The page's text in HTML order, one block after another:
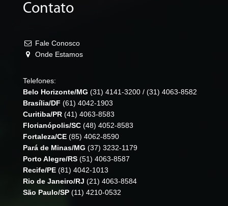
Contato
Fale Conosco
Onde Estamos
Telefones:
Belo Horizonte/MG (31) 4141-3200 / (31) 4063-8582
Brasília/DF (61) 4042-1903
Curitiba/PR (41) 4063-8583
Florianópolis/SC (48) 4052-8583
Fortaleza/CE (85) 4062-8590
Pará de Minas/MG (37) 3232-1179
Porto Alegre/RS (51) 4063-8587
Recife/PE (81) 4042-1013
Rio de Janeiro/RJ (21) 4063-8584
São Paulo/SP (11) 4210-0532